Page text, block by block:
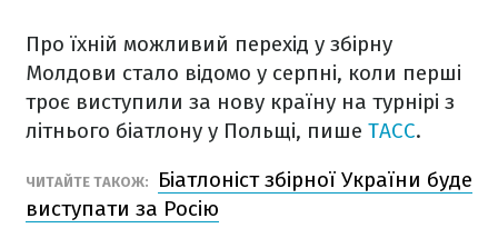
Про їхній можливий перехід у збірну
Молдови стало відомо у серпні, коли перші
троє виступили за нову країну на турнірі з
літнього біатлону у Польщі, пише TACC.
ЧИТАЙТЕ ТАКОЖ:
Біатлоніст збірної України буде
виступати за Росію